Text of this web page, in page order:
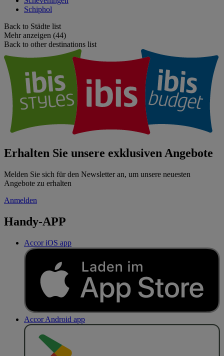
Schiphol
Back to Städte list
Mehr anzeigen (44)
Back to other destinations list
Erhalten Sie unsere exklusiven Angebote
Melden Sie sich für den Newsletter an, um unsere neuesten
Angebote zu erhalten
Anmelden
Handy-APP
Accor iOS app
Accor Android app